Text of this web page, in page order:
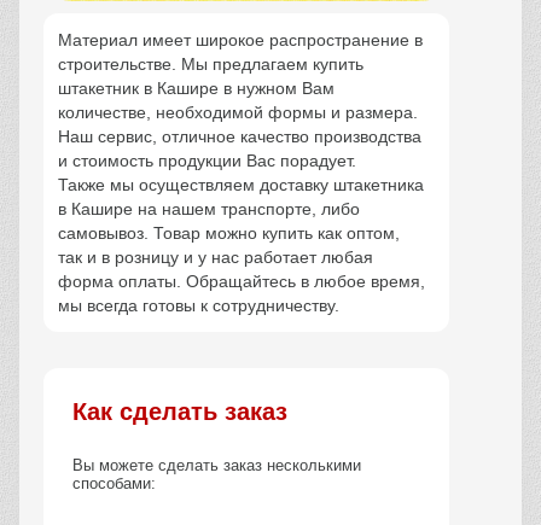
Материал имеет широкое распространение в
строительстве. Мы предлагаем купить
штакетник в Кашире в нужном Вам
количестве, необходимой формы и размера.
Наш сервис, отличное качество производства
и стоимость продукции Вас порадует.
Также мы осуществляем доставку штакетника
в Кашире на нашем транспорте, либо
самовывоз. Товар можно купить как оптом,
так и в розницу и у нас работает любая
форма оплаты. Обращайтесь в любое время,
мы всегда готовы к сотрудничеству.
Как сделать заказ
Вы можете сделать заказ несколькими
способами: